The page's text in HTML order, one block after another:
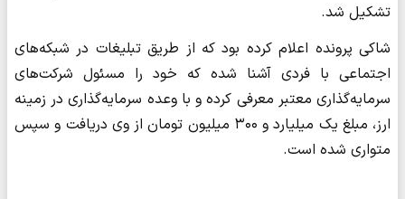
تشکیل شد.
شاکی پرونده اعلام کرده بود که از طریق تبلیغات در شبکه‌های
اجتماعی با فردی آشنا شده که خود را مسئول شرکت‌های
سرمایه‌گذاری معتبر معرفی کرده و با وعده سرمایه‌گذاری در زمینه
ارز، مبلغ یک میلیارد و ۳۰۰ میلیون تومان از وی دریافت و سپس
متواری شده است.